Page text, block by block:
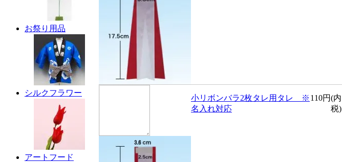
お祭り用品
シルクフラワー
アートフード
小リボンバラ2枚タレ用タレ ※
名入れ対応
110円(内
税)